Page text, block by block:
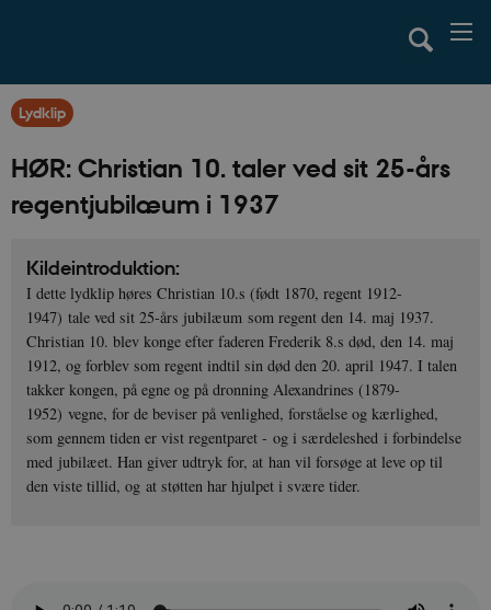
Lydklip
HØR: Christian 10. taler ved sit 25-års
regentjubilæum i 1937
Kildeintroduktion:
I dette lydklip høres Christian 10.s (født 1870, regent 1912-
1947) tale ved sit 25-års jubilæum som regent den 14. maj 1937.
Christian 10. blev konge efter faderen Frederik 8.s død, den 14. maj
1912, og forblev som regent indtil sin død den 20. april 1947. I talen
takker kongen, på egne og på dronning Alexandrines (1879-
1952) vegne, for de beviser på venlighed, forståelse og kærlighed,
som gennem tiden er vist regentparet - og i særdeleshed i forbindelse
med jubilæet. Han giver udtryk for, at han vil forsøge at leve op til
den viste tillid, og at støtten har hjulpet i svære tider.